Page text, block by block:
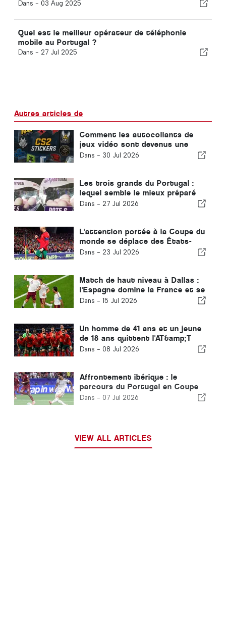
Dans - 03 Aug 2025
Quel est le meilleur opérateur de téléphonie
mobile au Portugal ?
Dans - 27 Jul 2025
Autres articles de
Comment les autocollants de
jeux vidéo sont devenus une
source de revenus pour les
Dans - 30 Jul 2026
Les trois grands du Portugal :
lequel semble le mieux préparé
pour la nouvelle saison ?
Dans - 27 Jul 2026
L'attention portée à la Coupe du
monde se déplace des États-
Unis vers la péninsule ibérique
Dans - 23 Jul 2026
Match de haut niveau à Dallas :
l'Espagne domine la France et se
qualifie pour la finale de la
Dans - 15 Jul 2026
Un homme de 41 ans et un jeune
de 18 ans quittent l'AT&amp;T
Stadium de Dallas
Dans - 08 Jul 2026
Affrontement ibérique : le
parcours du Portugal en Coupe
du monde mis fin par l'Espagne
Dans - 07 Jul 2026
VIEW ALL ARTICLES